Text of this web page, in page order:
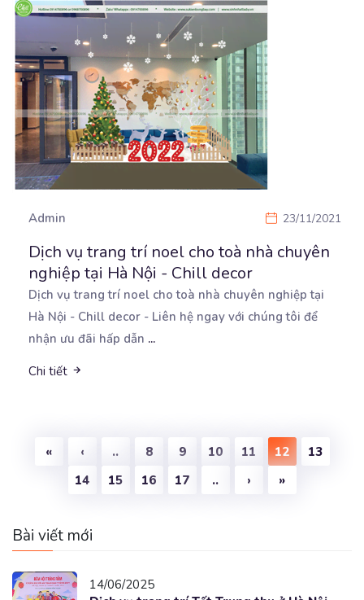
Admin 23/11/2021
Dịch vụ trang trí noel cho toà nhà chuyên
nghiệp tại Hà Nội - Chill decor
Dịch vụ trang trí noel cho toà nhà chuyên nghiệp tại
Hà Nội - Chill decor - Liên hệ ngay với chúng tôi để
nhận ưu đãi hấp dẫn ...
Chi tiết
« ‹ .. 8 9 10 11 12
13
14
15 16 17 .. › »
Bài viết mới
14/06/2025